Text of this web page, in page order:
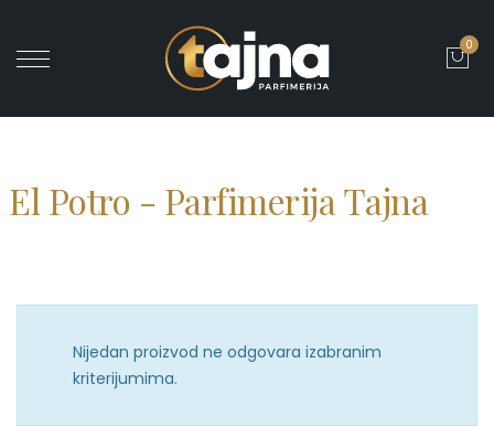
0
El Potro - Parfimerija Tajna
Nijedan proizvod ne odgovara izabranim
kriterijumima.